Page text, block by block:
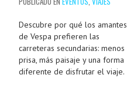
Descubre por qué los amantes
de Vespa prefieren las
carreteras secundarias: menos
prisa, más paisaje y una forma
diferente de disfrutar el viaje.